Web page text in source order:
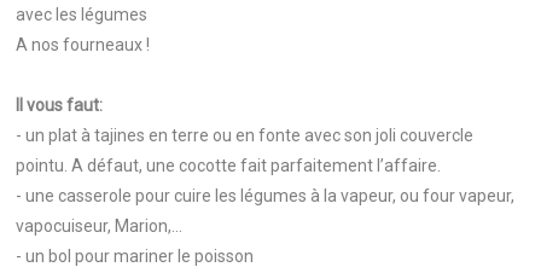
avec les légumes
A nos fourneaux !
Il vous faut:
- un plat à tajines en terre ou en fonte avec son joli couvercle
pointu. A défaut, une cocotte fait parfaitement l’affaire.
- une casserole pour cuire les légumes à la vapeur, ou four vapeur,
vapocuiseur, Marion,…
- un bol pour mariner le poisson